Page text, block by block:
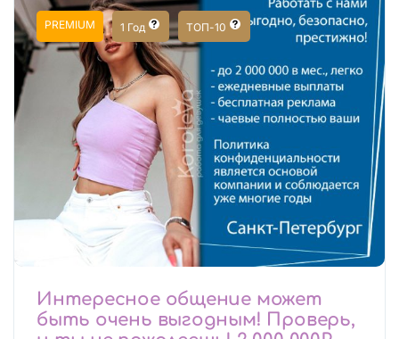
PREMIUM 1 Год ТОП-10
Интересное общение может
быть очень выгодным! Проверь,